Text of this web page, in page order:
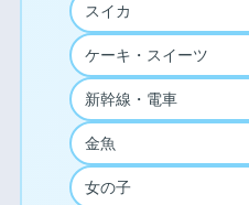
スイカ
ケーキ・スイーツ
新幹線・電車
金魚
女の子